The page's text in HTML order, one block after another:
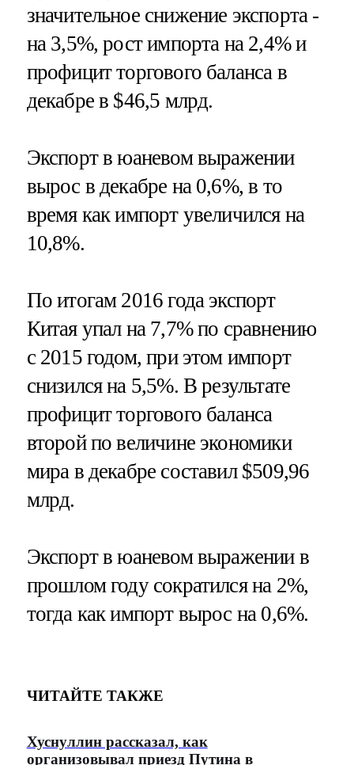
значительное снижение экспорта -
на 3,5%, рост импорта на 2,4% и
профицит торгового баланса в
декабре в $46,5 млрд.
Экспорт в юаневом выражении
вырос в декабре на 0,6%, в то
время как импорт увеличился на
10,8%.
По итогам 2016 года экспорт
Китая упал на 7,7% по сравнению
с 2015 годом, при этом импорт
снизился на 5,5%. В результате
профицит торгового баланса
второй по величине экономики
мира в декабре составил $509,96
млрд.
Экспорт в юаневом выражении в
прошлом году сократился на 2%,
тогда как импорт вырос на 0,6%.
ЧИТАЙТЕ ТАКЖЕ
Хуснуллин рассказал, как
организовывал приезд Путина в